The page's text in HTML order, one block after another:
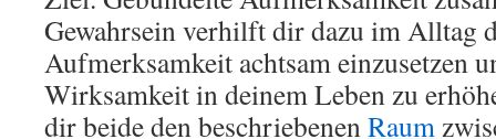
Gewahrsein verhilft dir dazu im Alltag
Aufmerksamkeit achtsam einzusetzen
Wirksamkeit in deinem Leben zu
dir beide den beschriebenenRaum